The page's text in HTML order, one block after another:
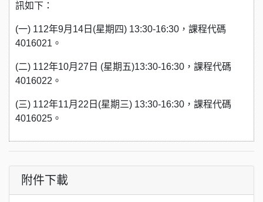
訊如下：
(一) 112年9月14日(星期四) 13:30-16:30，課程代碼
4016021。
(二) 112年10月27日 (星期五)13:30-16:30，課程代碼
4016022。
(三) 112年11月22日(星期三) 13:30-16:30，課程代碼
4016025。
附件下載